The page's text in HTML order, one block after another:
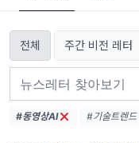
전체 주간 비전 레터
#동영상AI #기술트렌드